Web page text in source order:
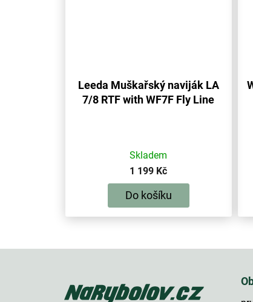
Leeda Muškařský naviják LA
7/8 RTF with WF7F Fly Line
Skladem
1 199 Kč
Do košíku